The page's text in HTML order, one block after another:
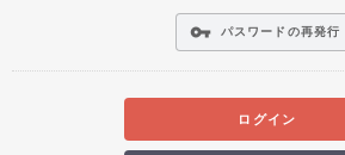
vpn_key パスワードの再発行
ログイン